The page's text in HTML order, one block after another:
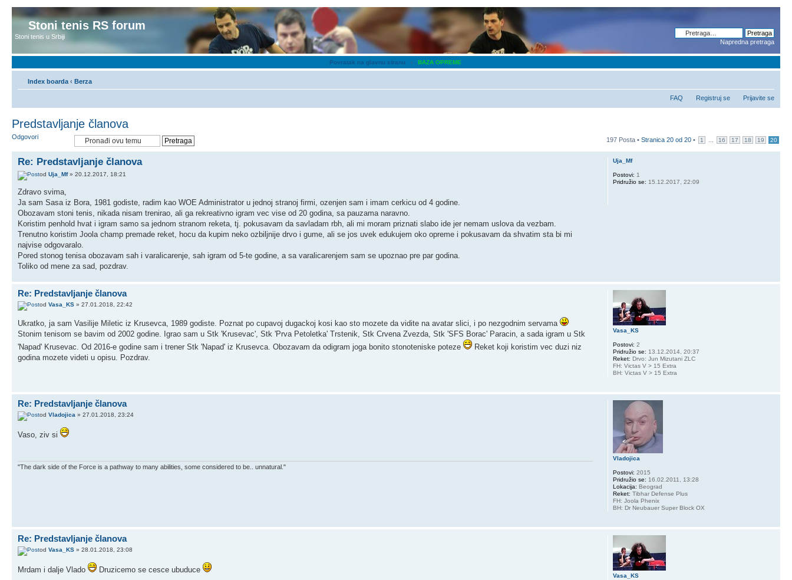
Stoni tenis RS forum
Stoni tenis u Srbiji
Napredna pretraga
Povratak na glavnu stranu ‹ BAZA OPREME
Index boarda ‹ Berza
FAQ Registruj se Prijavite se
Predstavljanje članova
Odgovori 197 Posta • Stranica 20 od 20 • 1 16 17 18 19 20
Re: Predstavljanje članova
od Uja_Mf» 20.12.2017, 18:21
Zdravo svima,
Ja sam Sasa iz Bora, 1981 godiste, radim kao WOE Administrator u jednoj stranoj firmi, ozenjen sam i imam cerkicu od 4 godine.
Obozavam stoni tenis, nikada nisam trenirao, ali ga rekreativno igram vec vise od 20 godina, sa pauzama naravno.
Koristim penhold hvat i igram samo sa jednom stranom reketa, tj. pokusavam da savladam rbh, ali mi moram priznati slabo ide jer nemam uslova da vezbam.
Trenutno koristim Joola champ premade reket, hocu da kupim neko ozbiljnije drvo i gume, ali se jos uvek edukujem oko opreme i pokusavam da shvatim sta bi mi
najvise odgovaralo.
Pored stonog tenisa obozavam sah i varalicarenje, sah igram od 5-te godine, a sa varalicarenjem sam se upoznao pre par godina.
Toliko od mene za sad, pozdrav.
Uja_Mf
Postovi: 1
Pridružio se: 15.12.2017, 22:09
Re: Predstavljanje članova
od Vasa_KS » 27.01.2018, 22:42
Ukratko, ja sam Vasilije Miletic iz Krusevca, 1989 godiste. Poznat po cupavoj dugackoj kosi kao sto mozete da vidite na avatar slici, i po nezgodnim servama
Stonim tenisom se bavim od 2002 godine. Igrao sam u Stk 'Krusevac', Stk 'Prva Petoletka' Trstenik, Stk Crvena Zvezda, Stk 'SFS Borac' Paracin, a sada igram u Stk
'Napad' Krusevac. Od 2016-e godine sam i trener Stk 'Napad' iz Krusevca. Obozavam da odigram joga bonito stonoteniske poteze
Reket koji koristim vec duzi niz
godina mozete videti u opisu. Pozdrav.
Vasa_KS
Postovi: 2
Pridružio se: 13.12.2014, 20:37
Reket: Drvo: Jun Mizutani ZLC
FH: Victas V > 15 Extra
BH: Victas V > 15 Extra
Re: Predstavljanje članova
od Vladojica » 27.01.2018, 23:24
Vaso, ziv si
"The dark side of the Force is a pathway to many abilities, some considered to be.. unnatural."
Vladojica
Postovi: 2015
Pridružio se: 16.02.2011, 13:28
Lokacija: Beograd
Reket: Tibhar Defense Plus
FH: Joola Phenix
BH: Dr Neubauer Super Block OX
Re: Predstavljanje članova
od Vasa_KS » 28.01.2018, 23:08
Mrdam i dalje Vlado Druzicemo se cesce ubuduce
Vasa_KS